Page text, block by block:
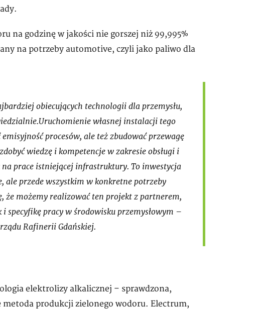
na godzinę w jakości nie gorszej niż 99,995%
na potrzeby automotive, czyli jako paliwo dla
obiecujących technologii dla przemysłu,
własnej instalacji tego
procesów, ale też zbudować przewagę
wiedzę i kompetencje w zakresie obsługi i
prace istniejącej infrastruktury. To inwestycja
ale przede wszystkim w konkretne potrzeby
że możemy realizować ten projekt z partnerem,
pracy w środowisku przemysłowym –
Rafinerii Gdańskiej.
elektrolizy alkalicznej – sprawdzona,
metoda produkcji zielonego wodoru. Electrum,